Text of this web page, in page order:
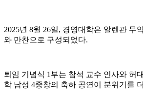
2025년 8월 26일, 경영대학은 알렌관
와 만찬으로 구성되었다.
퇴임 기념식 1부는 참석 교수 인사와 허
학 남성 4중창의 축하 공연이 분위기를